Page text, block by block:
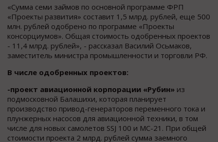
«Сумма семи займов по основной программе ФРП
«Проекты развития» составит 1,5 млрд. рублей, еще 500
млн. рублей одобрено по программе «Проекты
консорциумов». Общая стоимость одобренных проектов
- 11,4 млрд. рублей», - рассказал Василий Осьмаков,
заместитель министра промышленности и торговли РФ.
В числе одобренных проектов:
-проект авиационной корпорации «Рубин» из
подмосковной Балашихи, которая планирует
производство привод-генераторов переменного тока и
плунжерных насосов для авиационной техники, в том
числе для новых самолетов SSJ 100 и МС-21. При общей
стоимости проекта 2 млрд. рублей сумма заемного